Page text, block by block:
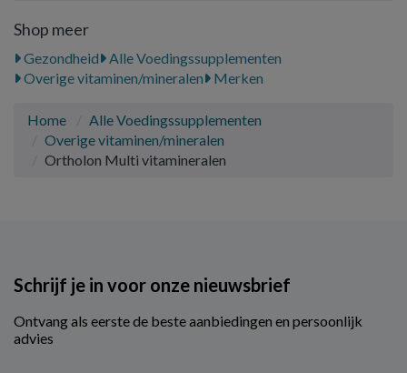
Shop meer
Gezondheid
Alle Voedingssupplementen
Overige vitaminen/mineralen
Merken
Home
Alle Voedingssupplementen
Overige vitaminen/mineralen
Ortholon Multi vitamineralen
Schrijf je in voor onze nieuwsbrief
Ontvang als eerste de beste aanbiedingen en persoonlijk
advies